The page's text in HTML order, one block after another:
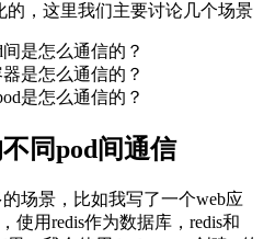
的，这里我们主要讨论几个场景
是怎么通信的？
是怎么通信的？
是怎么通信的？
同pod间通信
场景，比如我写了一个web应
使用redis作为数据库，redis和